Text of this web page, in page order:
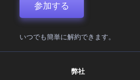
参加する
いつでも簡単に解約できます。
弊社